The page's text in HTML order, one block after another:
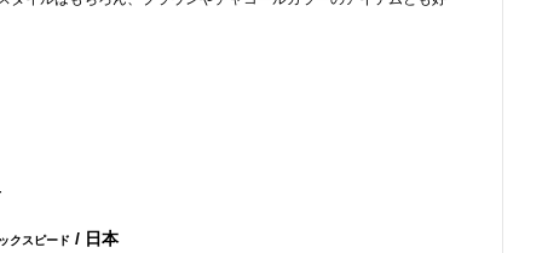
クスピード / 日本